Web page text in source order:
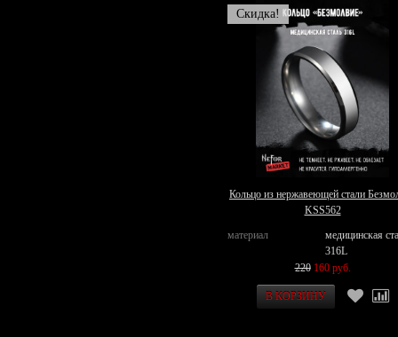
Скидка!
Кольцо из нержавеющей стали
KSS562
материал
медицинская
316L
220 160 руб.